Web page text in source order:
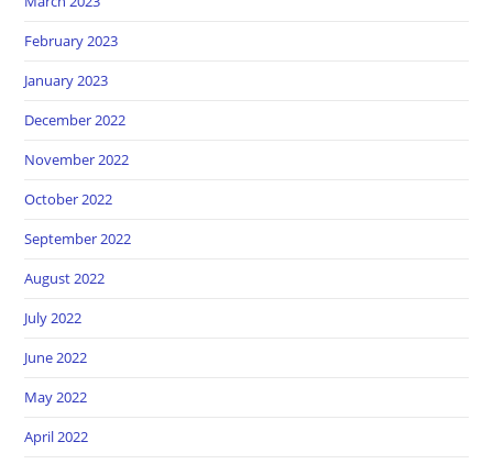
February 2023
January 2023
December 2022
November 2022
October 2022
September 2022
August 2022
July 2022
June 2022
May 2022
April 2022